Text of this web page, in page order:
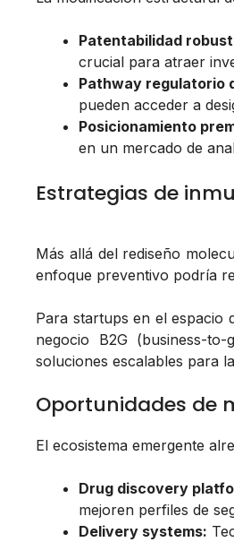
Patentabilidad
crucial para atraer
Pathway regulatorio
pueden acceder a
Posicionamiento
en un mercado de
Estrategias de
Más allá del rediseño
enfoque preventivo podría
Para startups en el espacio
negocio B2G (business-
soluciones escalables para
Oportunidades de
El ecosistema emergente
Drug discovery
mejoren perfiles de
Delivery systems: